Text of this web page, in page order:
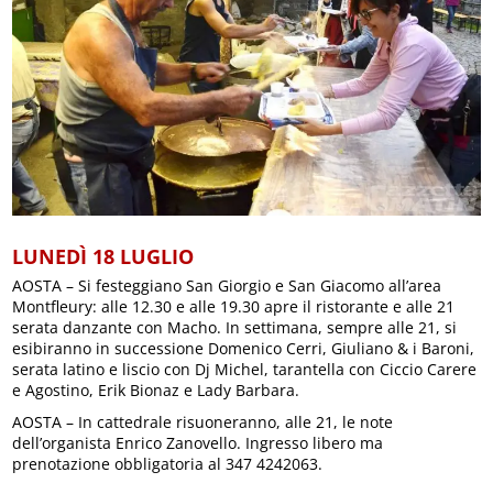
LUNEDÌ 18 LUGLIO
AOSTA – Si festeggiano San Giorgio e San Giacomo all’area
Montfleury: alle 12.30 e alle 19.30 apre il ristorante e alle 21
serata danzante con Macho. In settimana, sempre alle 21, si
esibiranno in successione Domenico Cerri, Giuliano & i Baroni,
serata latino e liscio con Dj Michel, tarantella con Ciccio Carere
e Agostino, Erik Bionaz e Lady Barbara.
AOSTA – In cattedrale risuoneranno, alle 21, le note
dell’organista Enrico Zanovello. Ingresso libero ma
prenotazione obbligatoria al 347 4242063.